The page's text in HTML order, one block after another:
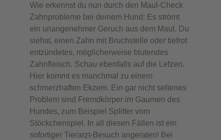
Wie erkennst du nun durch den Maul-Check
Zahnprobleme bei deinem Hund: Es strömt
ein unangenehmer Geruch aus dem Maul. Du
siehst, einen Zahn mit Bruchstelle oder tiefrot
entzündetes, möglicherweise blutendes
Zahnfleisch. Schau ebenfalls auf die Lefzen.
Hier kommt es manchmal zu einem
schmerzhaften Ekzem. Ein gar nicht seltenes
Problem sind Fremdkörper im Gaumen des
Hundes, zum Beispiel Splitter vom
Stöckchenspiel. In all diesen Fällen ist ein
sofortiger Tierarzt-Besuch angeraten! Bei